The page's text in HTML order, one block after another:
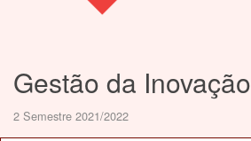
Gestão da Inovação
2 Semestre 2021/2022